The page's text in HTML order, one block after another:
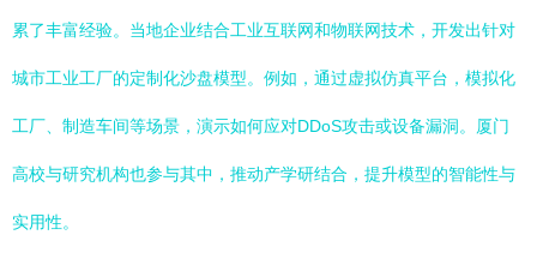
累了丰富经验。当地企业结合工业互联网和物联网技术，开发出针对
城市工业工厂的定制化沙盘模型。例如，通过虚拟仿真平台，模拟化
工厂、制造车间等场景，演示如何应对DDoS攻击或设备漏洞。厦门
高校与研究机构也参与其中，推动产学研结合，提升模型的智能性与
实用性。